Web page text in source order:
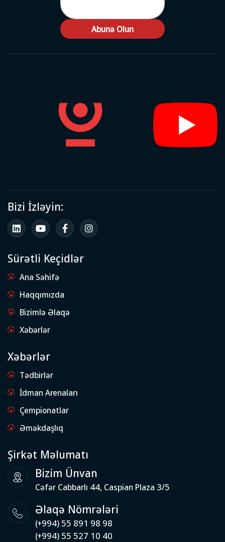
Abunə Olun
Bizi İzləyin:
Sürətli Keçidlər
Ana Səhifə
Haqqımızda
Bizimlə Əlaqə
Xəbərlər
Xəbərlər
Tədbirlər
İdman Arenaları
Çempionatlar
Əməkdaşlıq
Şirkət Məlumatı
Bizim Ünvan
Cəfər Cabbarlı 44, Caspian Plaza 3/5
Əlaqə Nömrələri
(+994) 55 891 98 98
(+994) 55 527 10 40